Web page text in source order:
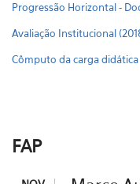
Progressão Horizontal -
Avaliação Institucional
Cômputo da carga didática
FAP